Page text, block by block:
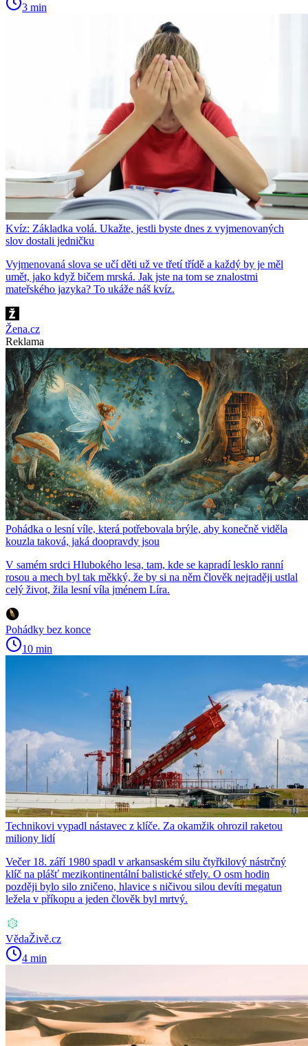
3 min
Kvíz: Základka volá. Ukažte, jestli byste dnes z vyjmenovaných
slov dostali jedničku
Vyjmenovaná slova se učí děti už ve třetí třídě a každý by je měl
umět, jako když bičem mrská. Jak jste na tom se znalostmi
mateřského jazyka? To ukáže náš kvíz.
Žena.cz
Reklama
Pohádka o lesní víle, která potřebovala brýle, aby konečně viděla
kouzla taková, jaká doopravdy jsou
V samém srdci Hlubokého lesa, tam, kde se kapradí lesklo ranní
rosou a mech byl tak měkký, že by si na něm člověk nejraději ustlal
celý život, žila lesní víla jménem Líra.
Pohádky bez konce
10 min
Technikovi vypadl nástavec z klíče. Za okamžik ohrozil raketou
miliony lidí
Večer 18. září 1980 spadl v arkansaském silu čtyřkilový nástrčný
klíč na plášť mezikontinentální balistické střely. O osm hodin
později bylo silo zničeno, hlavice s ničivou silou devíti megatun
ležela v příkopu a jeden člověk byl mrtvý.
VědaŽivě.cz
4 min